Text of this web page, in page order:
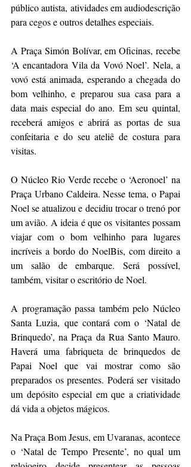
público autista, atividades em audiodescrição
para cegos e outros detalhes especiais.
A Praça Simón Bolívar, em Oficinas, recebe
‘A encantadora Vila da Vovó Noel’. Nela, a
vovó está animada, esperando a chegada do
bom velhinho, e preparou sua casa para a
data mais especial do ano. Em seu quintal,
receberá amigos e abrirá as portas de sua
confeitaria e do seu ateliê de costura para
visitas.
O Núcleo Rio Verde recebe o ‘Aeronoel’ na
Praça Urbano Caldeira. Nesse tema, o Papai
Noel se atualizou e decidiu trocar o trenó por
um avião. A ideia é que os visitantes possam
viajar com o bom velhinho para lugares
incríveis a bordo do NoelBis, com direito a
um salão de embarque. Será possível,
também, visitar o escritório de Noel.
A programação passa também pelo Núcleo
Santa Luzia, que contará com o ‘Natal de
Brinquedo’, na Praça da Rua Santo Mauro.
Haverá uma fabriqueta de brinquedos de
Papai Noel que vai mostrar como são
preparados os presentes. Poderá ser visitado
um depósito especial em que a criatividade
dá vida a objetos mágicos.
Na Praça Bom Jesus, em Uvaranas, acontece
o ‘Natal de Tempo Presente’, no qual um